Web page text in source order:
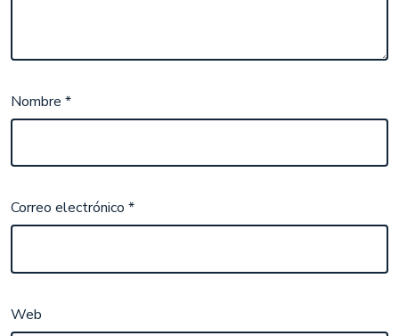
Nombre*
Correo electrónico*
Web